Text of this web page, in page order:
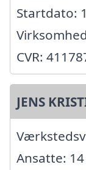
Startdato:
CVR:
JENS
Ansatte: 14